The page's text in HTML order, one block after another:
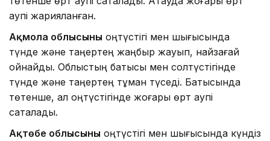
қаупі жарияланған.
Ақмола облысының оңтүстігі мен шығысында
түнде және таңертең жаңбыр жауып, найзағай
ойнайды. Облыстың батысы мен солтүстігінде
түнде және таңертең тұман түседі. Батысында
төтенше, ал оңтүстігінде жоғары өрт қаупі
сақталады.
Ақтөбе облысының оңтүстігі мен шығысында күндіз